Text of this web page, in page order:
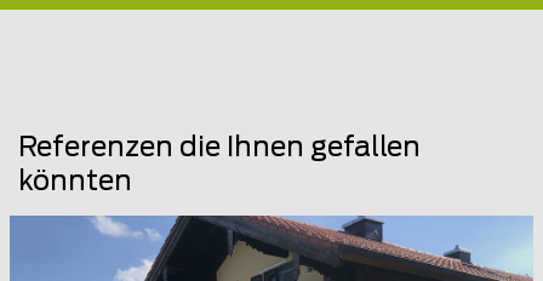
Referenzen die Ihnen gefallen
könnten